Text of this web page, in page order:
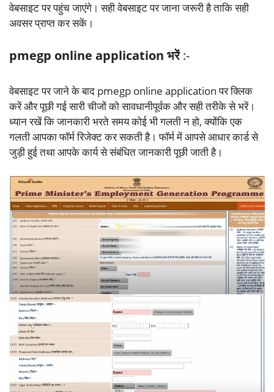
वेबसाइट पर पहुंच जाएंगे। सही वेबसाइट पर जाना जरूरी है ताकि सही
अवसर प्राप्त कर सकें।
pmegp online application भरें:-
वेबसाइट पर जाने के बाद pmegp online application पर क्लिक
करें और पूछी गई सारी चीजों को सावधानीपूर्वक और सही तरीके से भरें।
ध्यान रखें कि जानकारी भरते समय कोई भी गलती न हो, क्योंकि एक
गलती आपका फॉर्म रिजेक्ट कर सकती है। फॉर्म में आपसे आधार कार्ड से
जुड़ी हुई तथा आपके कार्य से संबंधित जानकारी पूछी जाती है।